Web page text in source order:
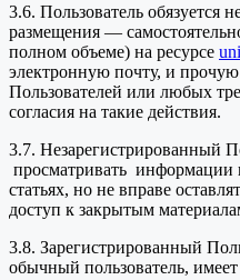
3.6. Пользователь обязуется
размещения —
полном объеме) на ресурсе
электронную почту, и
Пользователей или любых
согласия на такие действия.
3.7. Незарегистрированный
просматривать информации
статьях, но не вправе
доступ к закрытым
3.8. Зарегистрированный
обычный пользователь,